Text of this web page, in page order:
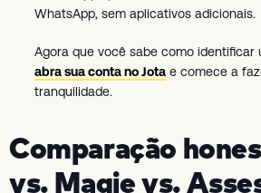
WhatsApp, sem aplicativos adicionais.
Agora que você sabe como identificar
abra sua conta no Jota e comece a
tranquilidade.
Comparação
vs. Magie vs.